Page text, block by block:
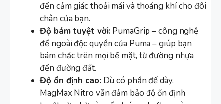
đến cảm giác thoải mái và thoáng khí cho đôi
chân của bạn.
Độ bám tuyệt vời: PumaGrip – công nghệ
đế ngoài độc quyền của Puma – giúp bạn
bám chắc trên mọi bề mặt, từ đường nhựa
đến đường đất.
Độ ổn định cao: Dù có phần đế dày,
MagMax Nitro vẫn đảm bảo độ ổn định